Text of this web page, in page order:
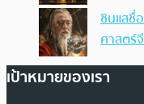
ซินแสชื่
ศาสตร์
เป้าหมายของเรา